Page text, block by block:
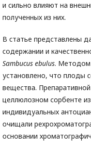
и сильно влияют на
полученных из них.
В статье представлены
содержании и
Sambucus ebulus. Методом
установлено, что плоды
вещества.
целлюлозном сорбенте
индивидуальных
очищали
основании